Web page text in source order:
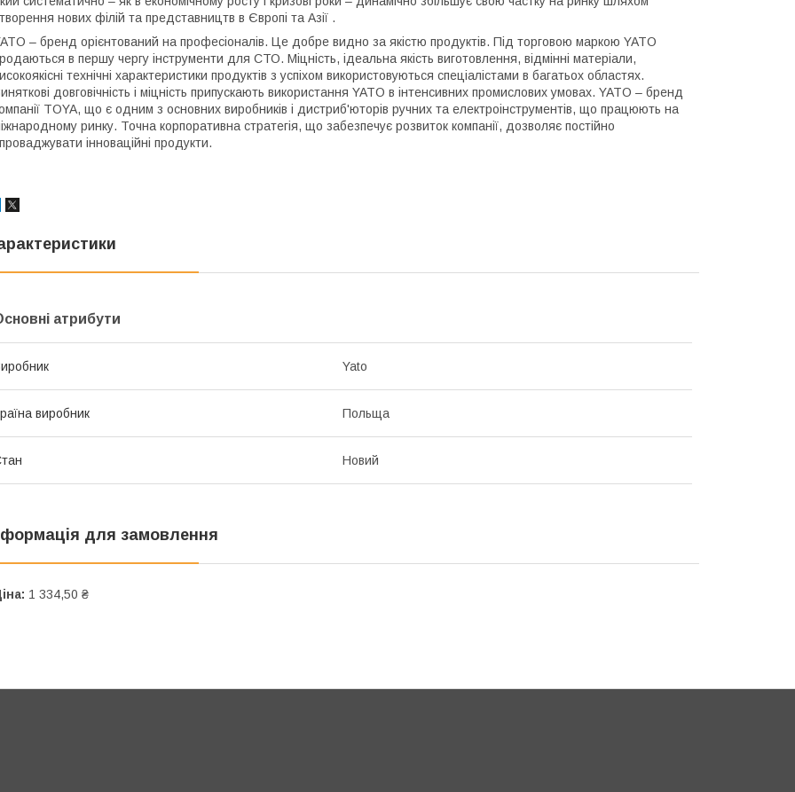
нових філій та представництв в Європі та Азії .
– бренд орієнтований на професіоналів. Це добре видно за якістю продуктів. Під торговою маркою YATO
в першу чергу інструменти для СТО. Міцність, ідеальна якість виготовлення, відмінні матеріали,
технічні характеристики продуктів з успіхом використовуються спеціалістами в багатьох областях.
довговічність і міцність припускають використання YATO в інтенсивних промислових умовах. YATO – бренд
TOYA, що є одним з основних виробників і дистриб'юторів ручних та електроінструментів, що працюють на
ринку. Точна корпоративна стратегія, що забезпечує розвиток компанії, дозволяє постійно
інноваційні продукти.
атрибути
Yato
виробник Польща
Новий
для замовлення
1 334,50 ₴